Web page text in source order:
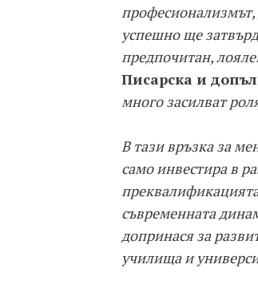
професионализмът,
успешно ще
предпочитан,
Писарска и
много засилват
В тази връзка за
само инвестира в
съвременната
допринася за
училища и